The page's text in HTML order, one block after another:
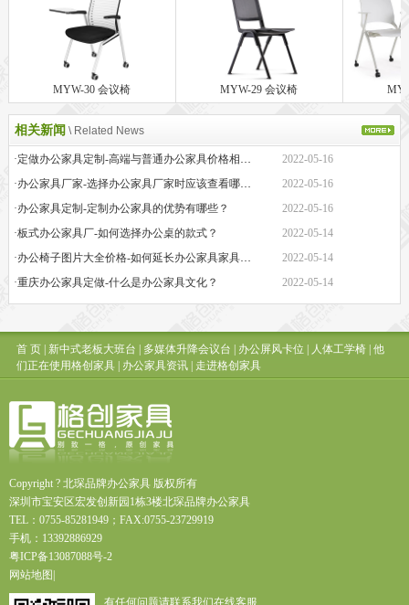
MYW-30 会议椅 MYW-29 会议椅
相关新闻 \ Related News
2022-05-16
·办公家具厂家-选择办公家具厂家时应该查看哪些方面？
2022-05-16
·办公家具定制-定制办公家具的优势有哪些？
2022-05-16
·板式办公家具厂-如何选择办公桌的款式？
2022-05-14
·办公椅子图片大全价格-如何延长办公家具家具的保质期？
2022-05-14
·重庆办公家具定做-什么是办公家具文化？
2022-05-14
首 页| 新中式老板大班台 | 多媒体升降会议台 | 办公屏风卡位 | 人体工学椅| 他
们正在使用格创家具| 办公家具资讯| 走进格创家具
Copyright ? 北琛品牌办公家具 版权所有
深圳市宝安区宏发创新园1栋3楼北琛品牌办公家具
TEL：0755-85281949；FAX:0755-23729919
手机：13392886929
粤ICP备13087088号-2
网站地图|
有任何问题请联系我们在线客服